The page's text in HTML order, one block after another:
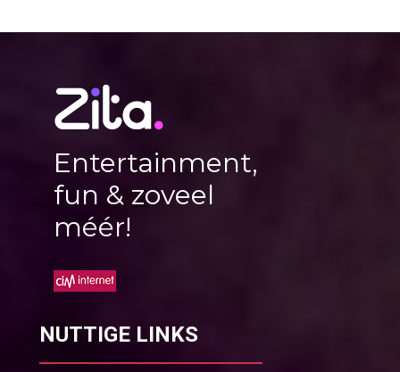
Entertainment,
fun & zoveel
méér!
NUTTIGE LINKS